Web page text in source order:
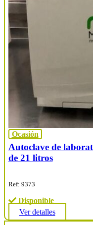
Ocasión
Autoclave de
de 21 litros
Ref: 9373
Disponible
Ver detalles